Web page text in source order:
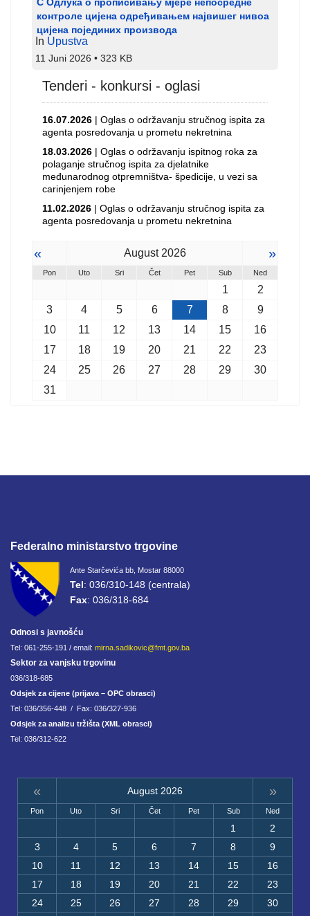
контроле цијена одређивањем највишег нивоа
цијена појединих производа
In Upustva
11 Juni 2026 323 KB
Tenderi - konkursi - oglasi
16.07.2026 | Oglas o održavanju stručnog ispita za
agenta posredovanja u prometu nekretnina
18.03.2026 | Oglas o održavanju ispitnog roka za
polaganje stručnog ispita za djelatnike
međunarodnog otpremništva- špedicije, u vezi sa
carinjenjem robe
11.02.2026 | Oglas o održavanju stručnog ispita za
agenta posredovanja u prometu nekretnina
« August 2026 »
Pon Uto Sri Čet Pet Sub Ned
1
2
3
4 5 6 7 8
9
10
11 12 13 14 15
16
17
18 19 20 21 22
23
24
25 26 27 28 29
30
31
Federalno ministarstvo trgovine
Ante Starčevića bb, Mostar 88000
Tel: 036/310-148 (centrala)
Fax: 036/318-684
Odnosi s javnošću
Tel: 061-255-191 / email: mirna.sadikovic@fmt.gov.ba
Sektor za vanjsku trgovinu
036/318-685
Odsjek za cijene (prijava – OPC obrasci)
Tel: 036/356-448 / Fax: 036/327-936
Odsjek za analizu tržišta (XML obrasci)
Tel: 036/312-622
« August 2026 »
Pon Uto Sri Čet Pet Sub Ned
1
2
3
4 5 6 7 8
9
10
11 12 13 14 15
16
17
18 19 20 21 22
23
24
25 26 27 28 29
30